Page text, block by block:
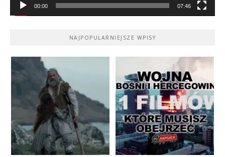
00:00 07:46
NAJPOPULARNIEJSZE WPISY